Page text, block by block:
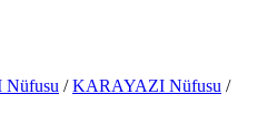
Nüfusu / KARAYAZI Nüfusu /